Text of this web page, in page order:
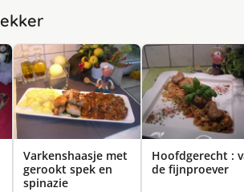
Varkenshaasje met
gerookt spek en
spinazie
Hoofdgerecht :
de fijnproever